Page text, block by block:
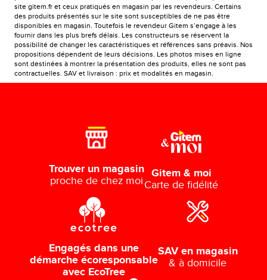
site gitem.fr et ceux pratiqués en magasin par les revendeurs. Certains
des produits présentés sur le site sont susceptibles de ne pas être
disponibles en magasin. Toutefois le revendeur Gitem s’engage à les
fournir dans les plus brefs délais. Les constructeurs se réservent la
possibilité de changer les caractéristiques et références sans préavis. Nos
propositions dépendent de leurs décisions. Les photos mises en ligne
sont destinées à montrer la présentation des produits, elles ne sont pas
contractuelles. SAV et livraison : prix et modalités en magasin.
Trouver un magasin
proche de chez moi
Gitem & moi
Carte de fidélité
Engagés dans une
démarche écoresponsable
avec EcoTree
SAV en magasin
& à domicile